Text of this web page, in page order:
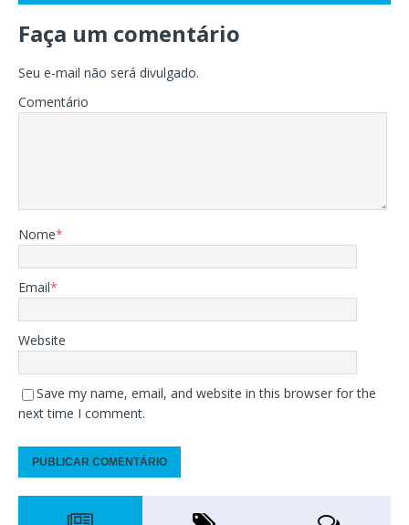
Faça um comentário
Seu e-mail não será divulgado.
Comentário
Nome*
Email*
Website
Save my name, email, and website in this browser for the
next time I comment.